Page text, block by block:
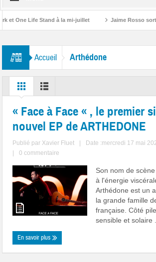
et One Life Stand à la mi-juillet Jaime Rosso sort
Accueil Arthédone
« Face à Face « , le premier
nouvel EP de ARTHEDONE
Publié par Xavier Fluet
Date :mercredi 17 mai
0 commentaire
Son nom de
à l'énergie
Arthédone est un
la grande famille
française. Côté
sensible et solaire
En savoir plus